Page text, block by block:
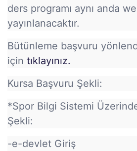
ders programı aynı anda
yayınlanacaktır.
Bütünleme başvuru
için tıklayınız.
Kursa Başvuru Şekli:
*Spor Bilgi Sistemi
Şekli:
-e-devlet Giriş